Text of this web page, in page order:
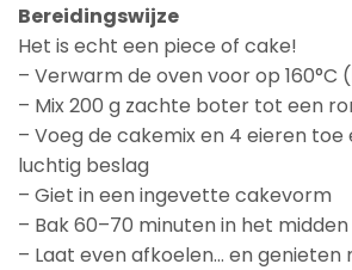
Bereidingswijze
Het is echt een piece of cake!
– Verwarm de oven voor op 160°C
– Mix 200 g zachte boter tot een
– Voeg de cakemix en 4 eieren
luchtig beslag
– Giet in een ingevette cakevorm
– Bak 60–70 minuten in het
– Laat even afkoelen… en genieten